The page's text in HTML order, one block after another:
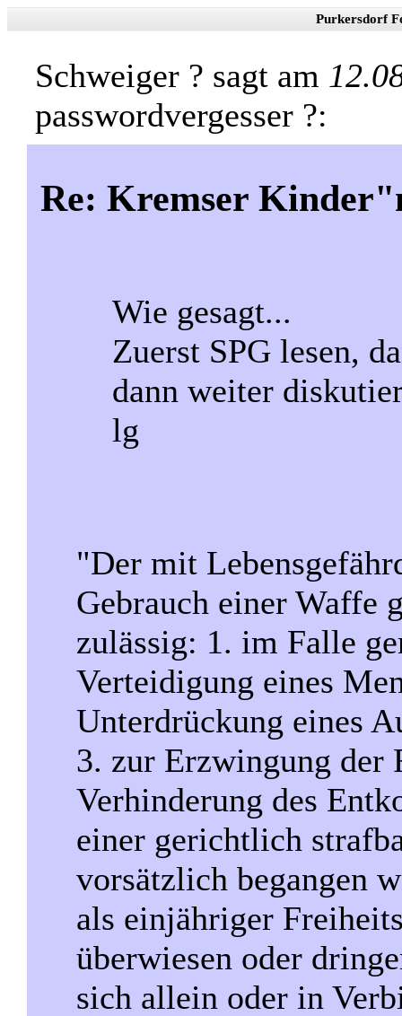
Purkersdorf
Schweiger ? sagt am
passwordvergesser ?:
Re: Kremser
Wie gesagt...
Zuerst SPG lesen,
dann weiter
lg
"Der mit
Gebrauch einer Waffe
zulässig: 1. im Falle
Verteidigung eines
Unterdrückung eines
3. zur Erzwingung der
Verhinderung des
einer gerichtlich
vorsätzlich begangen
als einjähriger
überwiesen oder
sich allein oder in